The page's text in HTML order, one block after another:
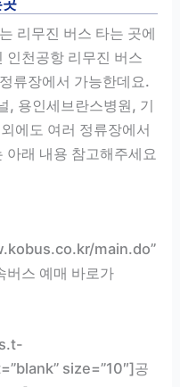
리무진 버스 타는 곳에
인천공항 리무진 버스
류장에서 가능한데요.
, 용인세브란스병원, 기
에도 여러 정류장에서
아래 내용 참고해주세요
main.do”
스 예매 바로가
size=”10″]공